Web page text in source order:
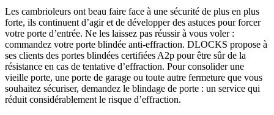
Les cambrioleurs ont beau faire face à une sécurité de plus en plus
forte, ils continuent d’agir et de développer des astuces pour forcer
votre porte d’entrée. Ne les laissez pas réussir à vous voler :
commandez votre porte blindée anti-effraction. DLOCKS propose à
ses clients des portes blindées certifiées A2p pour être sûr de la
résistance en cas de tentative d’effraction. Pour consolider une
vieille porte, une porte de garage ou toute autre fermeture que vous
souhaitez sécuriser, demandez le blindage de porte : un service qui
réduit considérablement le risque d’effraction.